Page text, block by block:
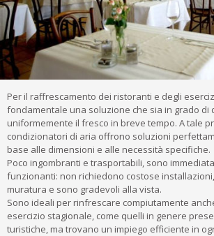
Per il raffrescamento dei ristoranti e degli
fondamentale una soluzione che sia in grado di
uniformemente il fresco in breve tempo. A tale
condizionatori di aria offrono soluzioni
base alle dimensioni e alle necessità specifiche.
Poco ingombranti e trasportabili, sono
funzionanti: non richiedono costose
muratura e sono gradevoli alla vista.
Sono ideali per rinfrescare compiutamente
esercizio stagionale, come quelli in genere
turistiche, ma trovano un impiego efficiente in